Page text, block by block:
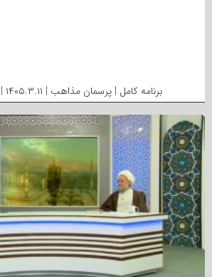
برنامه کامل | پرسمان مذاهب | ۱۴۰۵.۳.۱۱ | استاد توحیدی